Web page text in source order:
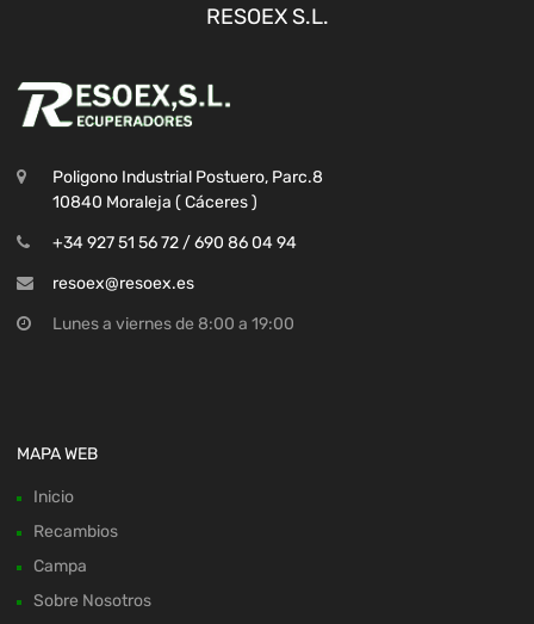
RESOEX S.L.
Poligono Industrial Postuero, Parc.8
10840 Moraleja ( Cáceres )
+34 927 51 56 72 / 690 86 04 94
resoex@resoex.es
Lunes a viernes de 8:00 a 19:00
MAPA WEB
Inicio
Recambios
Campa
Sobre Nosotros